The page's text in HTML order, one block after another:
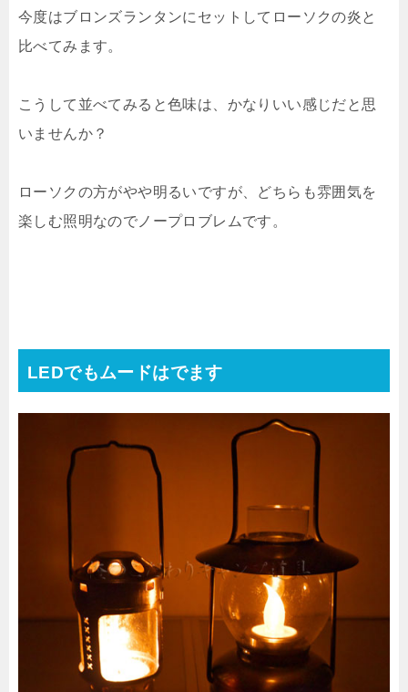
今度はブロンズランタンにセットしてローソクの炎と
比べてみます。
こうして並べてみると色味は、かなりいい感じだと思
いませんか？
ローソクの方がやや明るいですが、どちらも雰囲気を
楽しむ照明なのでノープロブレムです。
LEDでもムードはでます